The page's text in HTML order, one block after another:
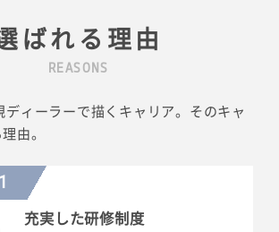
ばれる理由
REASONS
ディーラーで描くキャリア。そのキャ
由。
充実した研修制度